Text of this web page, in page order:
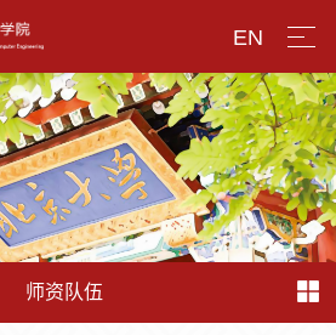
EN
师资队伍